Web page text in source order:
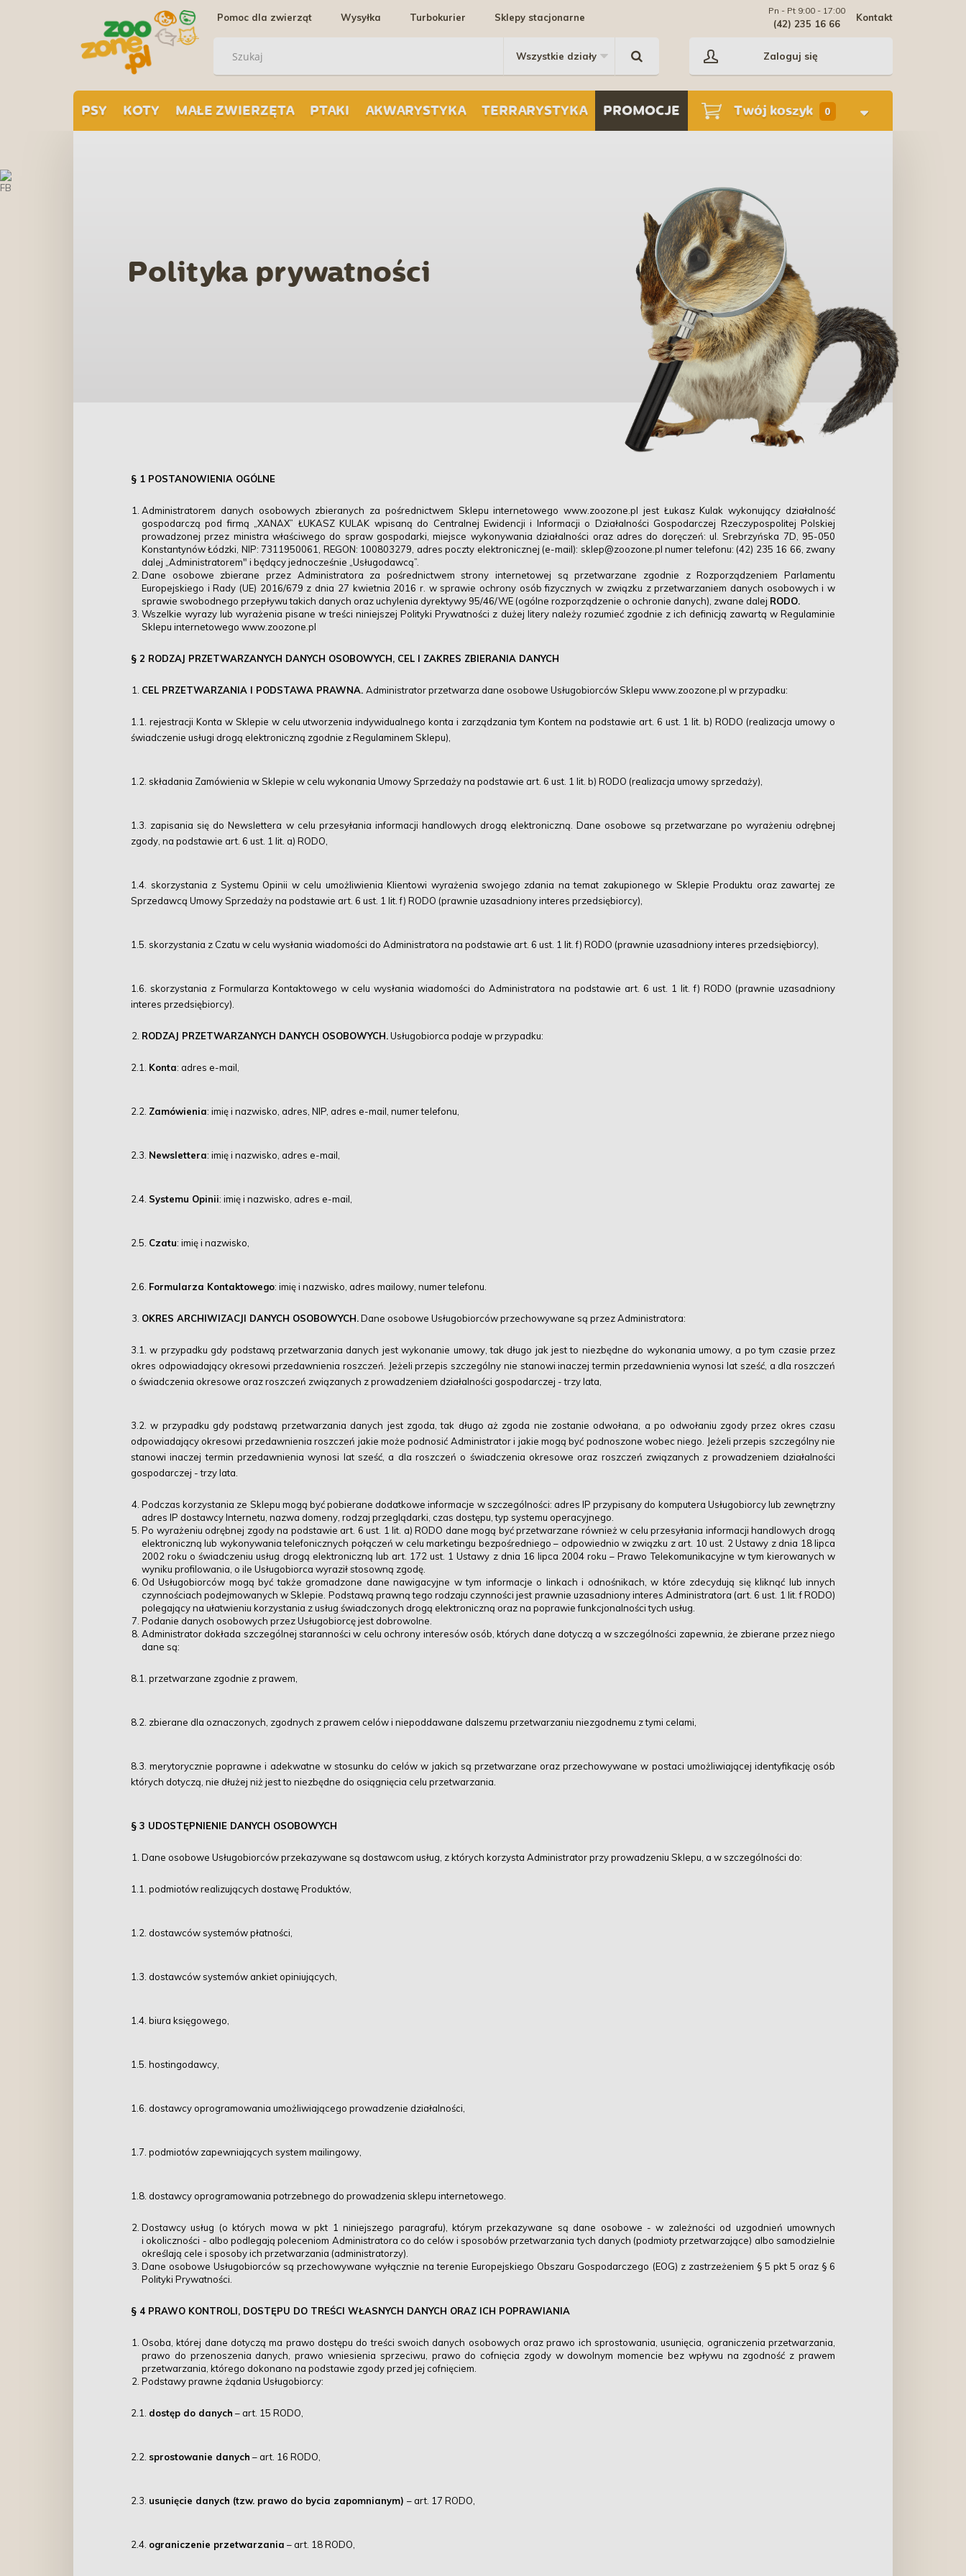
Pomoc dla zwierząt Wysyłka Turbokurier Sklepy stacjonarne Kontakt
Pn - Pt 9:00 - 17:00
(42) 235 16 66
Zaloguj się
PSY KOTY MAŁE ZWIERZĘTA PTAKI AKWARYSTYKA TERRARYSTYKA PROMOCJE Twój koszyk 0
Polityka prywatności
§ 1 POSTANOWIENIA OGÓLNE
Administratorem danych osobowych zbieranych za pośrednictwem Sklepu internetowego www.zoozone.pl jest Łukasz Kulak wykonujący działalność
gospodarczą pod firmą „XANAX” ŁUKASZ KULAK wpisaną do Centralnej Ewidencji i Informacji o Działalności Gospodarczej Rzeczypospolitej Polskiej
prowadzonej przez ministra właściwego do spraw gospodarki, miejsce wykonywania działalności oraz adres do doręczeń: ul. Srebrzyńska 7D, 95-050
Konstantynów Łódzki, NIP: 7311950061, REGON: 100803279, adres poczty elektronicznej (e-mail): sklep@zoozone.pl numer telefonu: (42) 235 16 66, zwany
dalej „Administratorem" i będący jednocześnie „Usługodawcą”.
Dane osobowe zbierane przez Administratora za pośrednictwem strony internetowej są przetwarzane zgodnie z Rozporządzeniem Parlamentu
Europejskiego i Rady (UE) 2016/679 z dnia 27 kwietnia 2016 r. w sprawie ochrony osób fizycznych w związku z przetwarzaniem danych osobowych i w
sprawie swobodnego przepływu takich danych oraz uchylenia dyrektywy 95/46/WE (ogólne rozporządzenie o ochronie danych), zwane dalej RODO.
Wszelkie wyrazy lub wyrażenia pisane w treści niniejszej Polityki Prywatności z dużej litery należy rozumieć zgodnie z ich definicją zawartą w Regulaminie
Sklepu internetowego www.zoozone.pl
§ 2 RODZAJ PRZETWARZANYCH DANYCH OSOBOWYCH, CEL I ZAKRES ZBIERANIA DANYCH
CEL PRZETWARZANIA I PODSTAWA PRAWNA. Administrator przetwarza dane osobowe Usługobiorców Sklepu www.zoozone.pl w przypadku:
1.1. rejestracji Konta w Sklepie w celu utworzenia indywidualnego konta i zarządzania tym Kontem na podstawie art. 6 ust. 1 lit. b) RODO (realizacja umowy o
świadczenie usługi drogą elektroniczną zgodnie z Regulaminem Sklepu),
1.2. składania Zamówienia w Sklepie w celu wykonania Umowy Sprzedaży na podstawie art. 6 ust. 1 lit. b) RODO (realizacja umowy sprzedaży),
1.3. zapisania się do Newslettera w celu przesyłania informacji handlowych drogą elektroniczną. Dane osobowe są przetwarzane po wyrażeniu odrębnej
zgody, na podstawie art. 6 ust. 1 lit. a) RODO,
1.4. skorzystania z Systemu Opinii w celu umożliwienia Klientowi wyrażenia swojego zdania na temat zakupionego w Sklepie Produktu oraz zawartej ze
Sprzedawcą Umowy Sprzedaży na podstawie art. 6 ust. 1 lit. f) RODO (prawnie uzasadniony interes przedsiębiorcy),
1.5. skorzystania z Czatu w celu wysłania wiadomości do Administratora na podstawie art. 6 ust. 1 lit. f) RODO (prawnie uzasadniony interes przedsiębiorcy),
1.6. skorzystania z Formularza Kontaktowego w celu wysłania wiadomości do Administratora na podstawie art. 6 ust. 1 lit. f) RODO (prawnie uzasadniony
interes przedsiębiorcy).
RODZAJ PRZETWARZANYCH DANYCH OSOBOWYCH.Usługobiorca podaje w przypadku:
2.1. Konta: adres e-mail,
2.2. Zamówienia: imię i nazwisko, adres, NIP, adres e-mail, numer telefonu,
2.3. Newslettera: imię i nazwisko, adres e-mail,
2.4. Systemu Opinii: imię i nazwisko, adres e-mail,
2.5. Czatu: imię i nazwisko,
2.6. Formularza Kontaktowego: imię i nazwisko, adres mailowy, numer telefonu.
OKRES ARCHIWIZACJI DANYCH OSOBOWYCH.Dane osobowe Usługobiorców przechowywane są przez Administratora:
3.1. w przypadku gdy podstawą przetwarzania danych jest wykonanie umowy, tak długo jak jest to niezbędne do wykonania umowy, a po tym czasie przez
okres odpowiadający okresowi przedawnienia roszczeń. Jeżeli przepis szczególny nie stanowi inaczej termin przedawnienia wynosi lat sześć, a dla roszczeń
o świadczenia okresowe oraz roszczeń związanych z prowadzeniem działalności gospodarczej - trzy lata,
3.2. w przypadku gdy podstawą przetwarzania danych jest zgoda, tak długo aż zgoda nie zostanie odwołana, a po odwołaniu zgody przez okres czasu
odpowiadający okresowi przedawnienia roszczeń jakie może podnosić Administrator i jakie mogą być podnoszone wobec niego. Jeżeli przepis szczególny nie
stanowi inaczej termin przedawnienia wynosi lat sześć, a dla roszczeń o świadczenia okresowe oraz roszczeń związanych z prowadzeniem działalności
gospodarczej - trzy lata.
Podczas korzystania ze Sklepu mogą być pobierane dodatkowe informacje w szczególności: adres IP przypisany do komputera Usługobiorcy lub zewnętrzny
adres IP dostawcy Internetu, nazwa domeny, rodzaj przeglądarki, czas dostępu, typ systemu operacyjnego.
Po wyrażeniu odrębnej zgody na podstawie art. 6 ust. 1 lit. a) RODO dane mogą być przetwarzane również w celu przesyłania informacji handlowych drogą
elektroniczną lub wykonywania telefonicznych połączeń w celu marketingu bezpośredniego – odpowiednio w związku z art. 10 ust. 2 Ustawy z dnia 18 lipca
2002 roku o świadczeniu usług drogą elektroniczną lub art. 172 ust. 1 Ustawy z dnia 16 lipca 2004 roku – Prawo Telekomunikacyjne w tym kierowanych w
wyniku profilowania, o ile Usługobiorca wyraził stosowną zgodę.
Od Usługobiorców mogą być także gromadzone dane nawigacyjne w tym informacje o linkach i odnośnikach, w które zdecydują się kliknąć lub innych
czynnościach podejmowanych w Sklepie. Podstawą prawną tego rodzaju czynności jest prawnie uzasadniony interes Administratora (art. 6 ust. 1 lit. f RODO)
polegający na ułatwieniu korzystania z usług świadczonych drogą elektroniczną oraz na poprawie funkcjonalności tych usług.
Podanie danych osobowych przez Usługobiorcę jest dobrowolne.
Administrator dokłada szczególnej staranności w celu ochrony interesów osób, których dane dotyczą a w szczególności zapewnia, że zbierane przez niego
dane są:
8.1. przetwarzane zgodnie z prawem,
8.2. zbierane dla oznaczonych, zgodnych z prawem celów i niepoddawane dalszemu przetwarzaniu niezgodnemu z tymi celami,
8.3. merytorycznie poprawne i adekwatne w stosunku do celów w jakich są przetwarzane oraz przechowywane w postaci umożliwiającej identyfikację osób
których dotyczą, nie dłużej niż jest to niezbędne do osiągnięcia celu przetwarzania.
§ 3 UDOSTĘPNIENIE DANYCH OSOBOWYCH
Dane osobowe Usługobiorców przekazywane są dostawcom usług, z których korzysta Administrator przy prowadzeniu Sklepu, a w szczególności do:
1.1. podmiotów realizujących dostawę Produktów,
1.2. dostawców systemów płatności,
1.3. dostawców systemów ankiet opiniujących,
1.4. biura księgowego,
1.5. hostingodawcy,
1.6. dostawcy oprogramowania umożliwiającego prowadzenie działalności,
1.7. podmiotów zapewniających system mailingowy,
1.8. dostawcy oprogramowania potrzebnego do prowadzenia sklepu internetowego.
Dostawcy usług (o których mowa w pkt 1 niniejszego paragrafu), którym przekazywane są dane osobowe - w zależności od uzgodnień umownych
i okoliczności - albo podlegają poleceniom Administratora co do celów i sposobów przetwarzania tych danych (podmioty przetwarzające) albo samodzielnie
określają cele i sposoby ich przetwarzania (administratorzy).
Dane osobowe Usługobiorców są przechowywane wyłącznie na terenie Europejskiego Obszaru Gospodarczego (EOG) z zastrzeżeniem § 5 pkt 5 oraz § 6
Polityki Prywatności.
§ 4 PRAWO KONTROLI, DOSTĘPU DO TREŚCI WŁASNYCH DANYCH ORAZ ICH POPRAWIANIA
Osoba, której dane dotyczą ma prawo dostępu do treści swoich danych osobowych oraz prawo ich sprostowania, usunięcia, ograniczenia przetwarzania,
prawo do przenoszenia danych, prawo wniesienia sprzeciwu, prawo do cofnięcia zgody w dowolnym momencie bez wpływu na zgodność z prawem
przetwarzania, którego dokonano na podstawie zgody przed jej cofnięciem.
Podstawy prawne żądania Usługobiorcy:
2.1. dostęp do danych – art. 15 RODO,
2.2. sprostowanie danych – art. 16 RODO,
2.3. usunięcie danych (tzw. prawo do bycia zapomnianym) – art. 17 RODO,
2.4. ograniczenie przetwarzania – art. 18 RODO,